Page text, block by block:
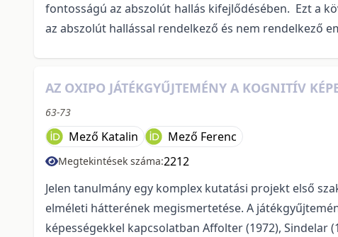
fontosságú az abszolút hallás kifejlődésében. Ezt a
az abszolút hallással rendelkező és nem rendelkező
AZ OXIPO JÁTÉKGYŰJTEMÉNY A KOGNITÍV
63-73
Mező Katalin Mező Ferenc
Megtekintések száma:2212
Jelen tanulmány egy komplex kutatási projekt első
elméleti hátterének megismertetése. A
képességekkel kapcsolatban Affolter (1972), Sindelar